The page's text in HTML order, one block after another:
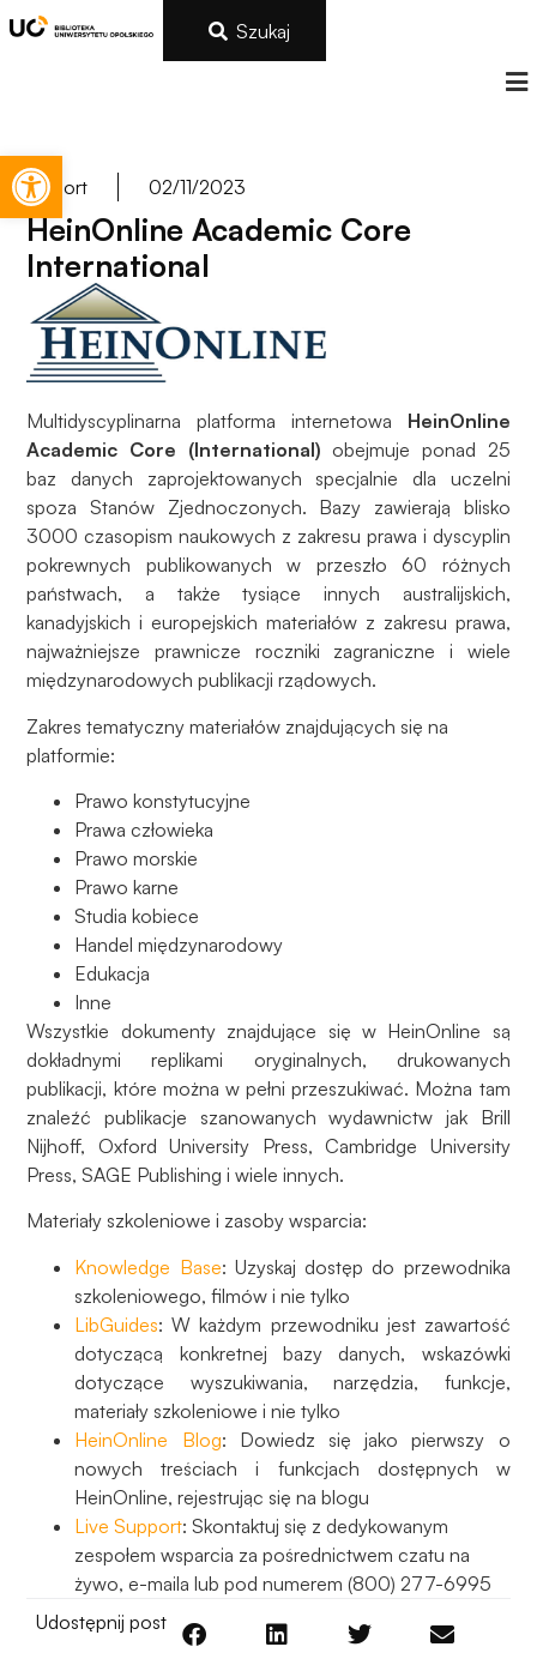
Otwórz pasek narzędzi
Szukaj
Import 02/11/2023
HeinOnline Academic Core
International
Multidyscyplinarna platforma internetowa HeinOnline
Academic Core (International) obejmuje ponad 25
baz danych zaprojektowanych specjalnie dla uczelni
spoza Stanów Zjednoczonych. Bazy zawierają blisko
3000 czasopism naukowych z zakresu prawa i dyscyplin
pokrewnych publikowanych w przeszło 60 różnych
państwach, a także tysiące innych australijskich,
kanadyjskich i europejskich materiałów z zakresu prawa,
najważniejsze prawnicze roczniki zagraniczne i wiele
międzynarodowych publikacji rządowych.
Zakres tematyczny materiałów znajdujących się na
platformie:
Prawo konstytucyjne
Prawa człowieka
Prawo morskie
Prawo karne
Studia kobiece
Handel międzynarodowy
Edukacja
Inne
Wszystkie dokumenty znajdujące się w HeinOnline są
dokładnymi replikami oryginalnych, drukowanych
publikacji, które można w pełni przeszukiwać. Można tam
znaleźć publikacje szanowanych wydawnictw jak Brill
Nijhoff, Oxford University Press, Cambridge University
Press, SAGE Publishing i wiele innych.
Materiały szkoleniowe i zasoby wsparcia:
Knowledge Base: Uzyskaj dostęp do przewodnika
szkoleniowego, filmów i nie tylko
LibGuides: W każdym przewodniku jest zawartość
dotyczącą konkretnej bazy danych, wskazówki
dotyczące wyszukiwania, narzędzia, funkcje,
materiały szkoleniowe i nie tylko
HeinOnline Blog: Dowiedz się jako pierwszy o
nowych treściach i funkcjach dostępnych w
HeinOnline, rejestrując się na blogu
Live Support: Skontaktuj się z dedykowanym
zespołem wsparcia za pośrednictwem czatu na
żywo, e-maila lub pod numerem (800) 277-6995
Udostępnij post